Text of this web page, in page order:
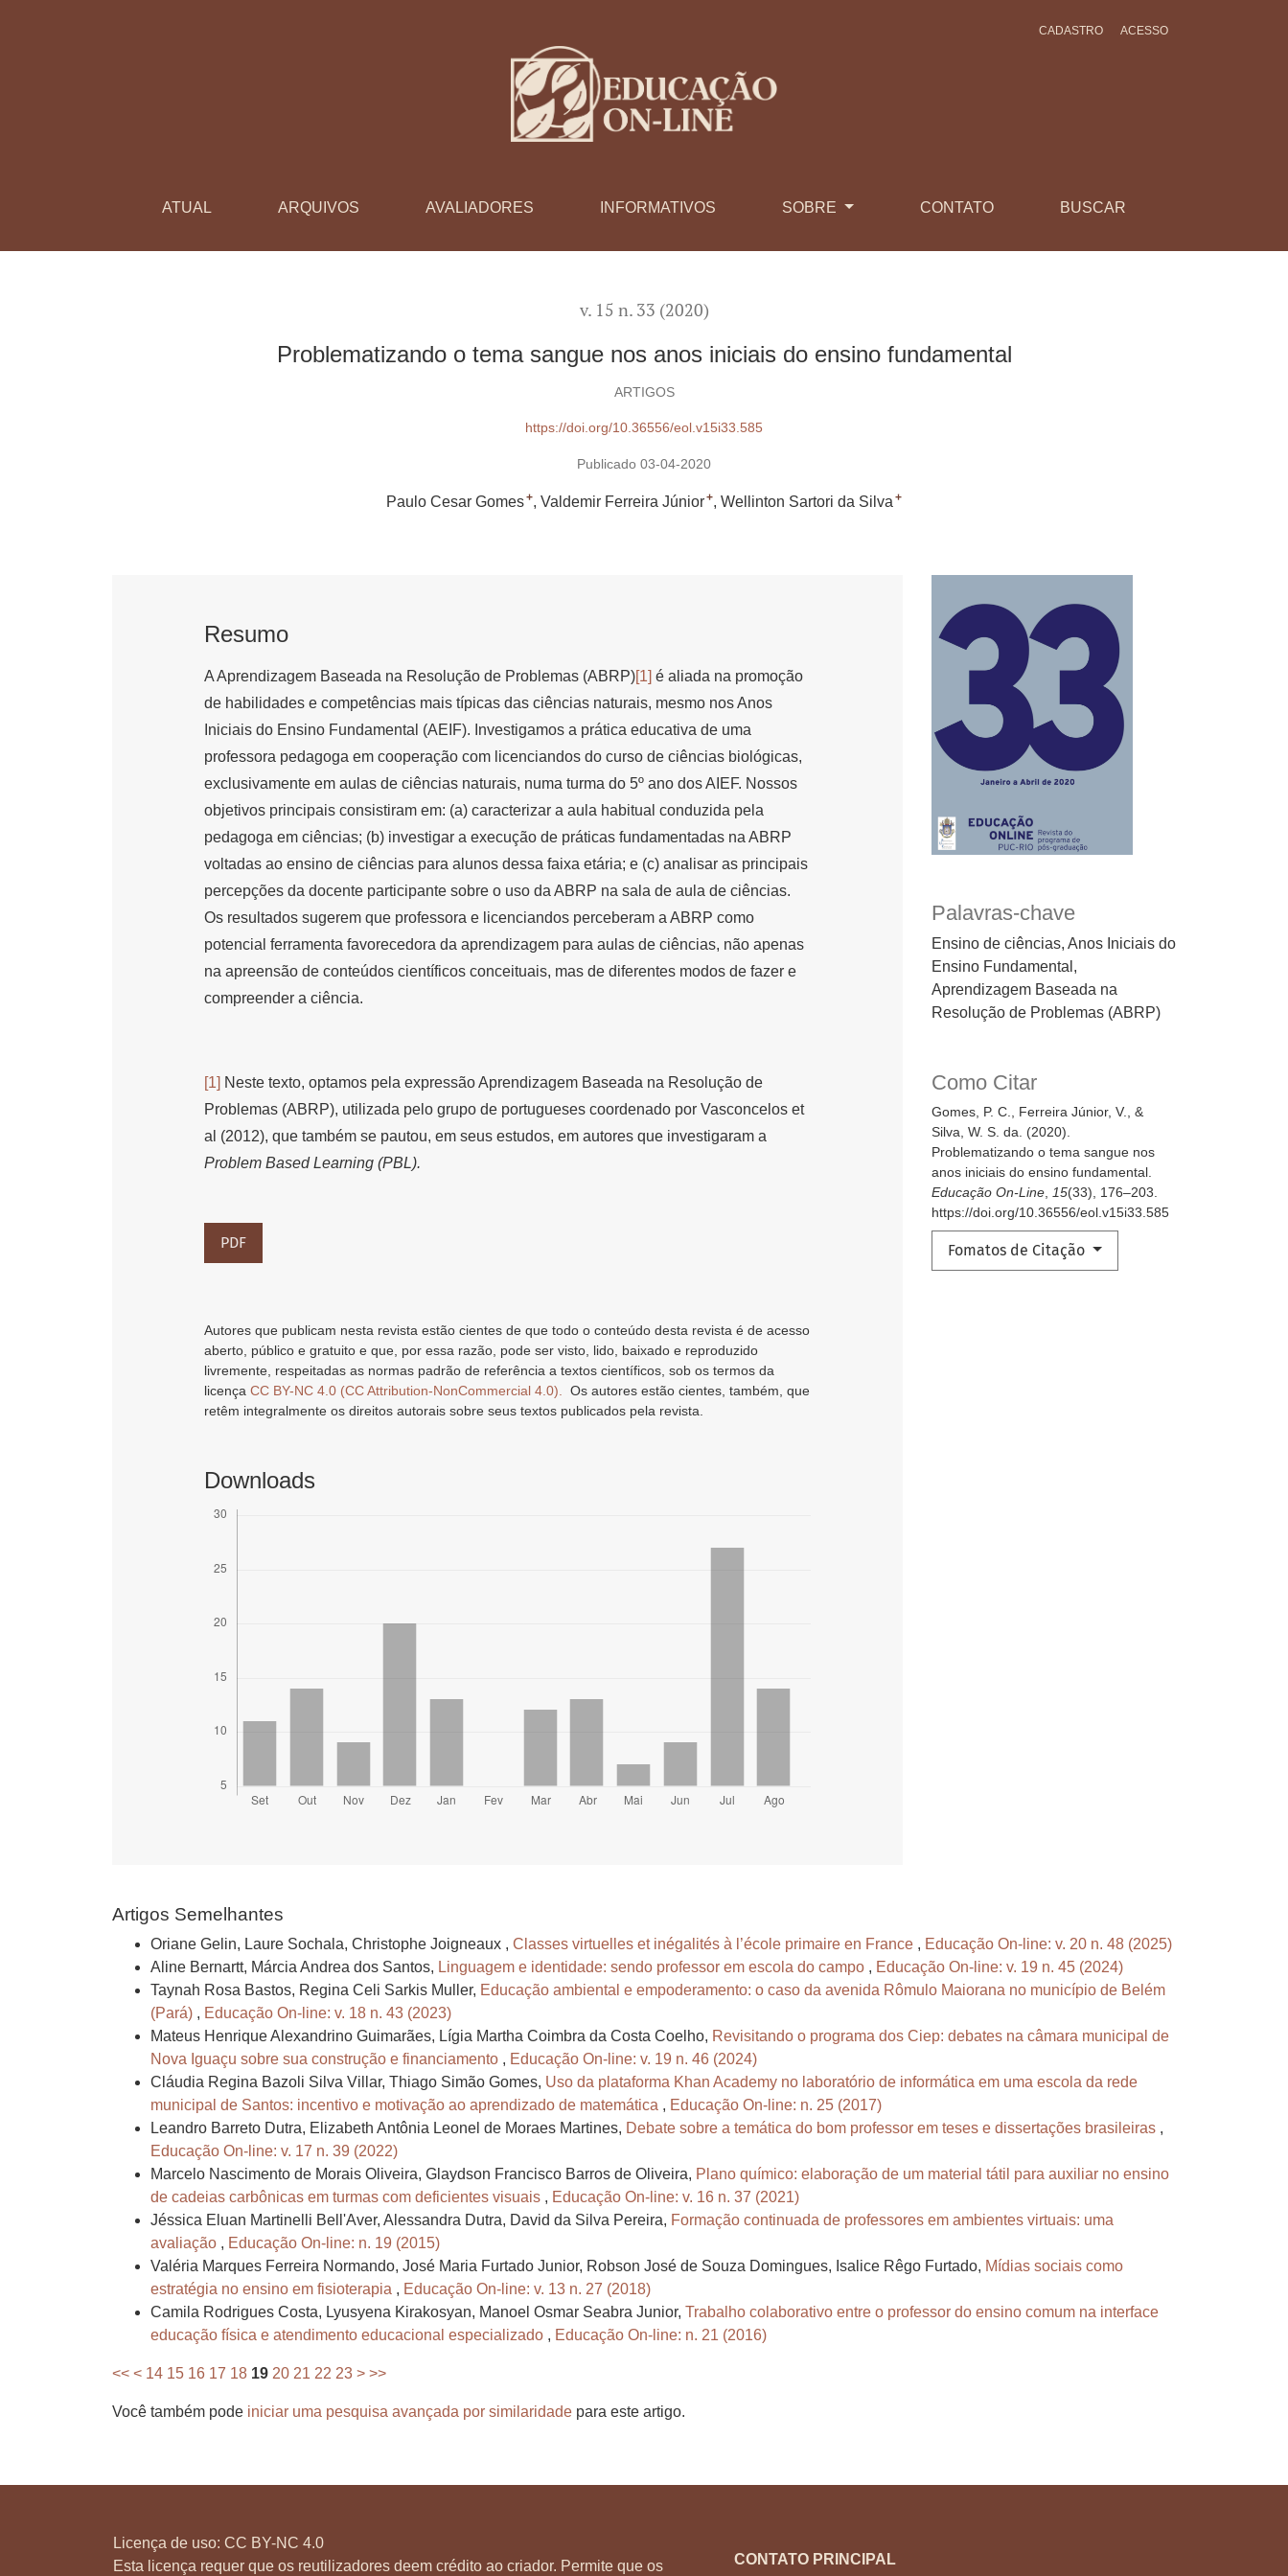
ATUAL ARQUIVOS AVALIADORES INFORMATIVOS SOBRE CONTATO BUSCAR
CADASTRO ACESSO
v. 15 n. 33 (2020)
Problematizando o tema sangue nos anos iniciais do ensino fundamental
ARTIGOS
https://doi.org/10.36556/eol.v15i33.585
Publicado 03-04-2020
Paulo Cesar Gomes+ Valdemir Ferreira Júnior+ Wellinton Sartori da Silva +
Palavras-chave
Ensino de ciências, Anos Iniciais do
Ensino Fundamental,
Aprendizagem Baseada na
Resolução de Problemas (ABRP)
Como Citar
Gomes, P. C., Ferreira Júnior, V., &
Silva, W. S. da. (2020).
Problematizando o tema sangue nos
anos iniciais do ensino fundamental.
Educação On-Line, 15(33), 176–203.
https://doi.org/10.36556/eol.v15i33.585
Fomatos de Citação
Resumo
A Aprendizagem Baseada na Resolução de Problemas (ABRP)[1] é aliada na promoção
de habilidades e competências mais típicas das ciências naturais, mesmo nos Anos
Iniciais do Ensino Fundamental (AEIF). Investigamos a prática educativa de uma
professora pedagoga em cooperação com licenciandos do curso de ciências biológicas,
exclusivamente em aulas de ciências naturais, numa turma do 5º ano dos AIEF. Nossos
objetivos principais consistiram em: (a) caracterizar a aula habitual conduzida pela
pedagoga em ciências; (b) investigar a execução de práticas fundamentadas na ABRP
voltadas ao ensino de ciências para alunos dessa faixa etária; e (c) analisar as principais
percepções da docente participante sobre o uso da ABRP na sala de aula de ciências.
Os resultados sugerem que professora e licenciandos perceberam a ABRP como
potencial ferramenta favorecedora da aprendizagem para aulas de ciências, não apenas
na apreensão de conteúdos científicos conceituais, mas de diferentes modos de fazer e
compreender a ciência.
[1] Neste texto, optamos pela expressão Aprendizagem Baseada na Resolução de
Problemas (ABRP), utilizada pelo grupo de portugueses coordenado por Vasconcelos et
al (2012), que também se pautou, em seus estudos, em autores que investigaram a
Problem Based Learning (PBL).
PDF
Autores que publicam nesta revista estão cientes de que todo o conteúdo desta revista é de acesso
aberto, público e gratuito e que, por essa razão, pode ser visto, lido, baixado e reproduzido
livremente, respeitadas as normas padrão de referência a textos científicos, sob os termos da
licença CC BY-NC 4.0 (CC Attribution-NonCommercial 4.0).
Os autores estão cientes, também, que
retêm integralmente os direitos autorais sobre seus textos publicados pela revista.
Downloads
Artigos Semelhantes
Oriane Gelin, Laure Sochala, Christophe Joigneaux , Classes virtuelles et inégalités à l’école primaire en France , Educação On-line: v. 20 n. 48 (2025)
Aline Bernartt, Márcia Andrea dos Santos, Linguagem e identidade: sendo professor em escola do campo , Educação On-line: v. 19 n. 45 (2024)
Taynah Rosa Bastos, Regina Celi Sarkis Muller, Educação ambiental e empoderamento: o caso da avenida Rômulo Maiorana no município de Belém
(Pará) , Educação On-line: v. 18 n. 43 (2023)
Mateus Henrique Alexandrino Guimarães, Lígia Martha Coimbra da Costa Coelho, Revisitando o programa dos Ciep: debates na câmara municipal de
Nova Iguaçu sobre sua construção e financiamento , Educação On-line: v. 19 n. 46 (2024)
Cláudia Regina Bazoli Silva Villar, Thiago Simão Gomes, Uso da plataforma Khan Academy no laboratório de informática em uma escola da rede
municipal de Santos: incentivo e motivação ao aprendizado de matemática , Educação On-line: n. 25 (2017)
Leandro Barreto Dutra, Elizabeth Antônia Leonel de Moraes Martines, Debate sobre a temática do bom professor em teses e dissertações brasileiras ,
Educação On-line: v. 17 n. 39 (2022)
Marcelo Nascimento de Morais Oliveira, Glaydson Francisco Barros de Oliveira, Plano químico: elaboração de um material tátil para auxiliar no ensino
de cadeias carbônicas em turmas com deficientes visuais , Educação On-line: v. 16 n. 37 (2021)
Jéssica Eluan Martinelli Bell'Aver, Alessandra Dutra, David da Silva Pereira, Formação continuada de professores em ambientes virtuais: uma
avaliação , Educação On-line: n. 19 (2015)
Valéria Marques Ferreira Normando, José Maria Furtado Junior, Robson José de Souza Domingues, Isalice Rêgo Furtado, Mídias sociais como
estratégia no ensino em fisioterapia , Educação On-line: v. 13 n. 27 (2018)
Camila Rodrigues Costa, Lyusyena Kirakosyan, Manoel Osmar Seabra Junior, Trabalho colaborativo entre o professor do ensino comum na interface
educação física e atendimento educacional especializado , Educação On-line: n. 21 (2016)
<< < 14 15 16 17 18 19 20 21 22 23 > >>
Você também pode iniciar uma pesquisa avançada por similaridade para este artigo.
Licença de uso: CC BY-NC 4.0
Esta licença requer que os reutilizadores deem crédito ao criador. Permite que os
CONTATO PRINCIPAL